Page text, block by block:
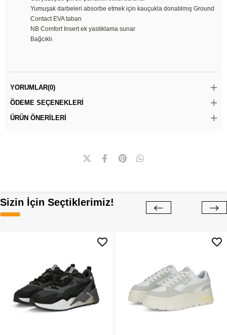
Yumuşak darbeleri absorbe etmek için kauçukla donatılmış Ground
Contact EVA taban
NB Comfort Insert ek yastıklama sunar
Bağcıklı
YORUMLAR(0)
ÖDEME SEÇENEKLERI
ÜRÜN ÖNERILERI
Sizin İçin Seçtiklerimiz!